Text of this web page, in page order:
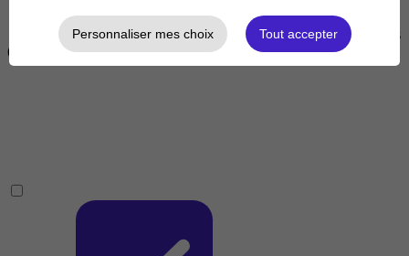
2 jours à 2 semaines
(14h à 70h)
Personnaliser mes choix Tout accepter